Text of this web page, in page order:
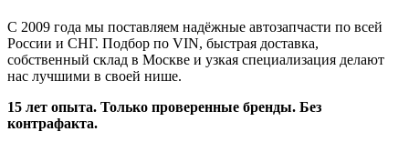
С 2009 года мы поставляем надёжные автозапчасти по всей
России и СНГ. Подбор по VIN, быстрая доставка,
собственный склад в Москве и узкая специализация делают
нас лучшими в своей нише.
15 лет опыта. Только проверенные бренды. Без
контрафакта.